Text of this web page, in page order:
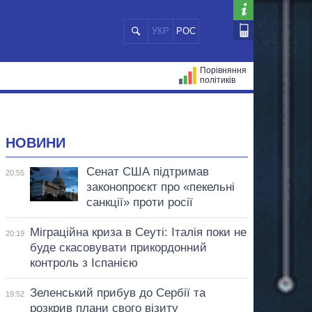
УКР РОС
Порівняння
політиків
НОВИНИ
20:55
Сенат США підтримав
законопроєкт про «пекельні
санкції» проти росії
20:19
Міграційна криза в Сеуті: Італія поки не
буде скасовувати прикордонний
контроль з Іспанією
19:52
Зеленський прибув до Сербії та
розкрив плани свого візиту